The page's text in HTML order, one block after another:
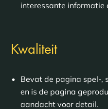
interessante informatie
Kwaliteit
Bevat de pagina spel-,
en is de pagina
aandacht voor detail.